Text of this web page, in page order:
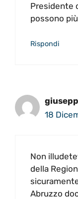
Presidente
possono
Rispondi
18
Non
della
Abruzzo